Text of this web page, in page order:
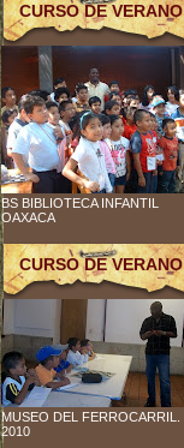
CURSO DE VERANO
BS BIBLIOTECA INFANTIL
OAXACA
CURSO DE VERANO
MUSEO DEL FERROCARRIL.
2010